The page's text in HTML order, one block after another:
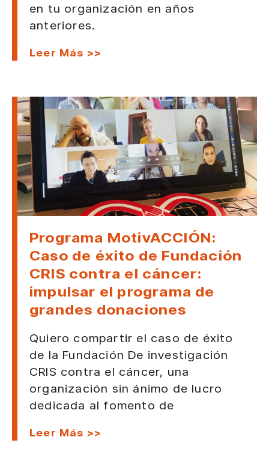
en tu organización en años
anteriores.
Leer Más >>
Programa MotivACCIÓN:
Caso de éxito de Fundación
CRIS contra el cáncer:
impulsar el programa de
grandes donaciones
Quiero compartir el caso de éxito
de la Fundación De investigación
CRIS contra el cáncer, una
organización sin ánimo de lucro
dedicada al fomento de
Leer Más >>